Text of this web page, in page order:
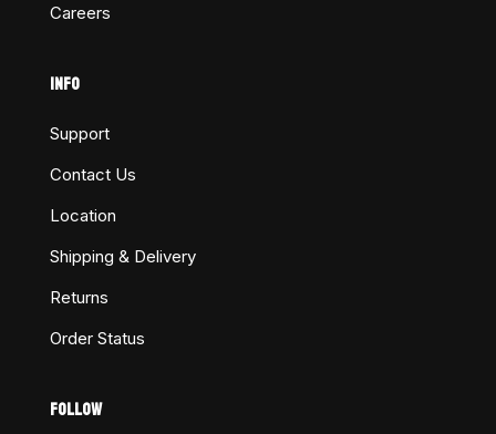
Careers
INFO
Support
Contact Us
Location
Shipping & Delivery
Returns
Order Status
FOLLOW